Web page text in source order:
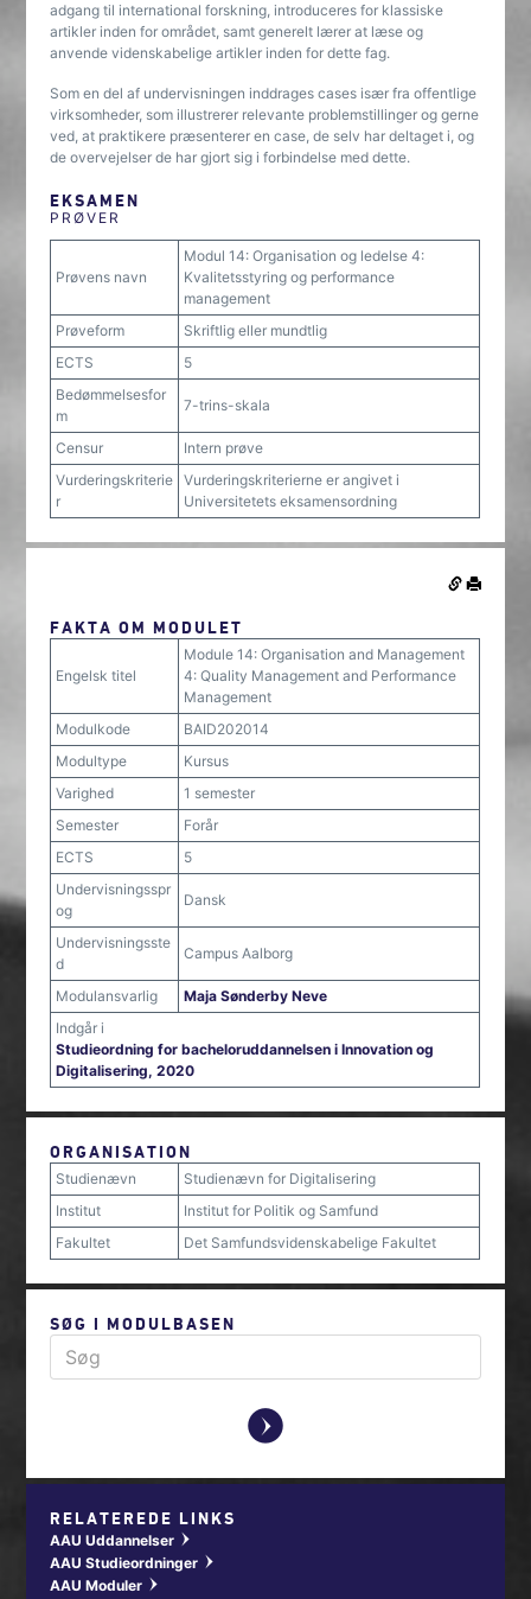
adgang til international forskning, introduceres for klassiske
artikler inden for området, samt generelt lærer at læse og
anvende videnskabelige artikler inden for dette fag.
Som en del af undervisningen inddrages cases især fra offentlige
virksomheder, som illustrerer relevante problemstillinger og gerne
ved, at praktikere præsenterer en case, de selv har deltaget i, og
de overvejelser de har gjort sig i forbindelse med dette.
EKSAMEN
PRØVER
Prøvens navn
Modul 14: Organisation og ledelse 4:
Kvalitetsstyring og performance
management
Prøveform
Skriftlig eller mundtlig
ECTS
5
Bedømmelsesfor
m
7-trins-skala
Censur
Intern prøve
Vurderingskriterie
r
Vurderingskriterierne er angivet i
Universitetets eksamensordning
FAKTA OM MODULET
Engelsk titel
Module 14: Organisation and Management
4: Quality Management and Performance
Management
Modulkode
BAID202014
Modultype
Kursus
Varighed
1 semester
Semester
Forår
ECTS
5
Undervisningsspr
og
Dansk
Undervisningsste
d
Campus Aalborg
Modulansvarlig
Maja Sønderby Neve
Indgår i
Studieordning for bacheloruddannelsen i Innovation og
Digitalisering, 2020
ORGANISATION
Studienævn
Studienævn for Digitalisering
Institut
Institut for Politik og Samfund
Fakultet
Det Samfundsvidenskabelige Fakultet
SØG I MODULBASEN
y
RELATEREDE LINKS
AAU Uddannelser w
AAU Studieordninger w
AAU Moduler w